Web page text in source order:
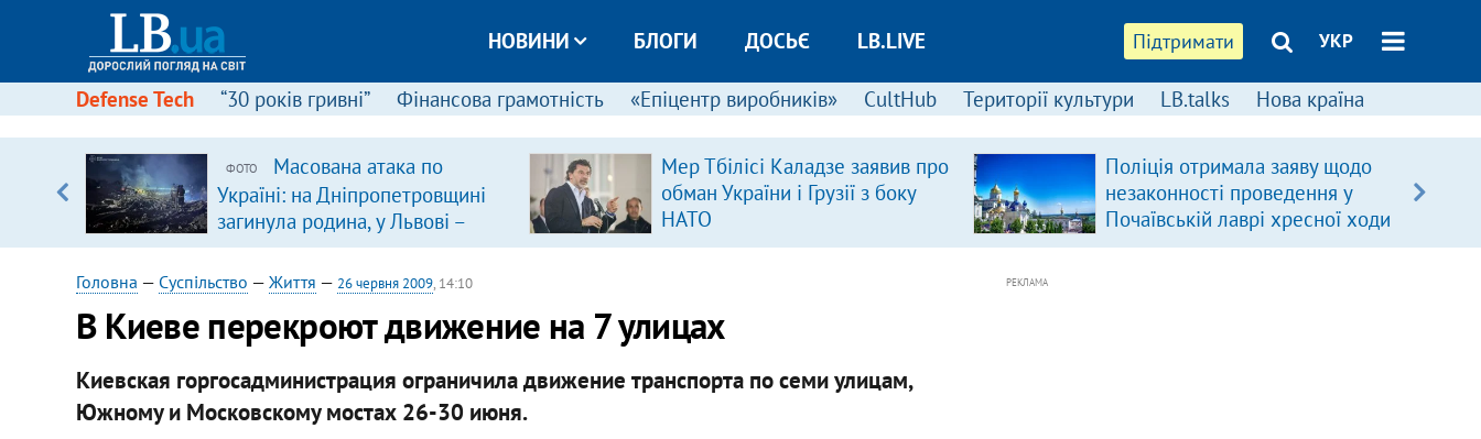
Підтримати УКР
НОВИНИ БЛОГИ ДОСЬЄ LB.LIVE
Defense Tech “30 років гривні” Фінансова грамотність «Епіцентр виробників» CultHub Території культури LB.talks Нова країна
ФОТО
Масована атака по
Україні: на Дніпропетровщині
загинула родина, у Львові –
удар по багатоповерхівках
(доповнюється)
Мер Тбілісі Каладзе заявив про
обман України і Грузії з боку
НАТО
Поліція отримала заяву щодо
незаконності проведення у
Почаївській лаврі хресної ходи
Головна — Суспільство — Життя — 26 червня 2009, 14:10
В Киеве перекроют движение на 7 улицах
Киевская горгосадминистрация ограничила движение транспорта по семи улицам,
Южному и Московскому мостах 26-30 июня.
РЕКЛАМА